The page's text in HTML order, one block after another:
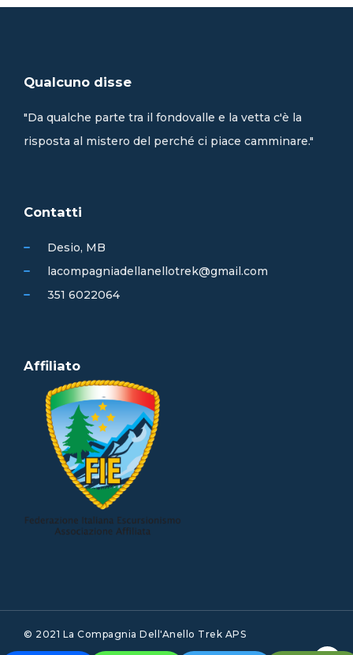
Qualcuno disse
"Da qualche parte tra il fondovalle e la vetta c'è la
risposta al mistero del perché ci piace camminare."
Contatti
Desio, MB
lacompagniadellanellotrek@gmail.com
351 6022064
Affiliato
© 2021 La Compagnia Dell'Anello Trek APS